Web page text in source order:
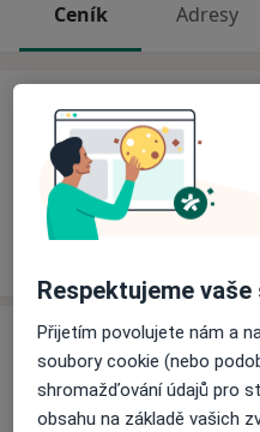
Ceník Adresy
Ceník
Informace o službách
Tento specialista ještě
svých
Adresa
FN U sv. Anny
Pekařská 53, Brno
Respektujeme
Přijetím povolujete nám a
soubory cookie (nebo
shromažďování údajů pro
obsahu na základě vašich